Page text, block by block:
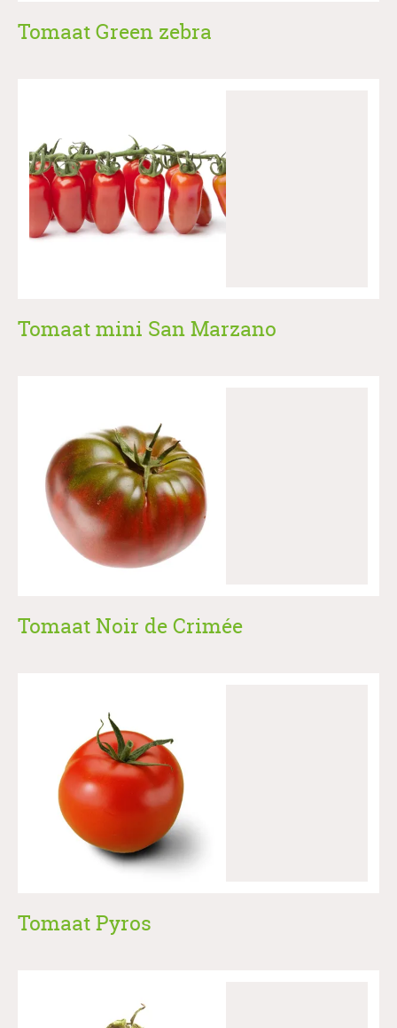
Tomaat Green zebra
Tomaat mini San Marzano
Tomaat Noir de Crimée
Tomaat Pyros